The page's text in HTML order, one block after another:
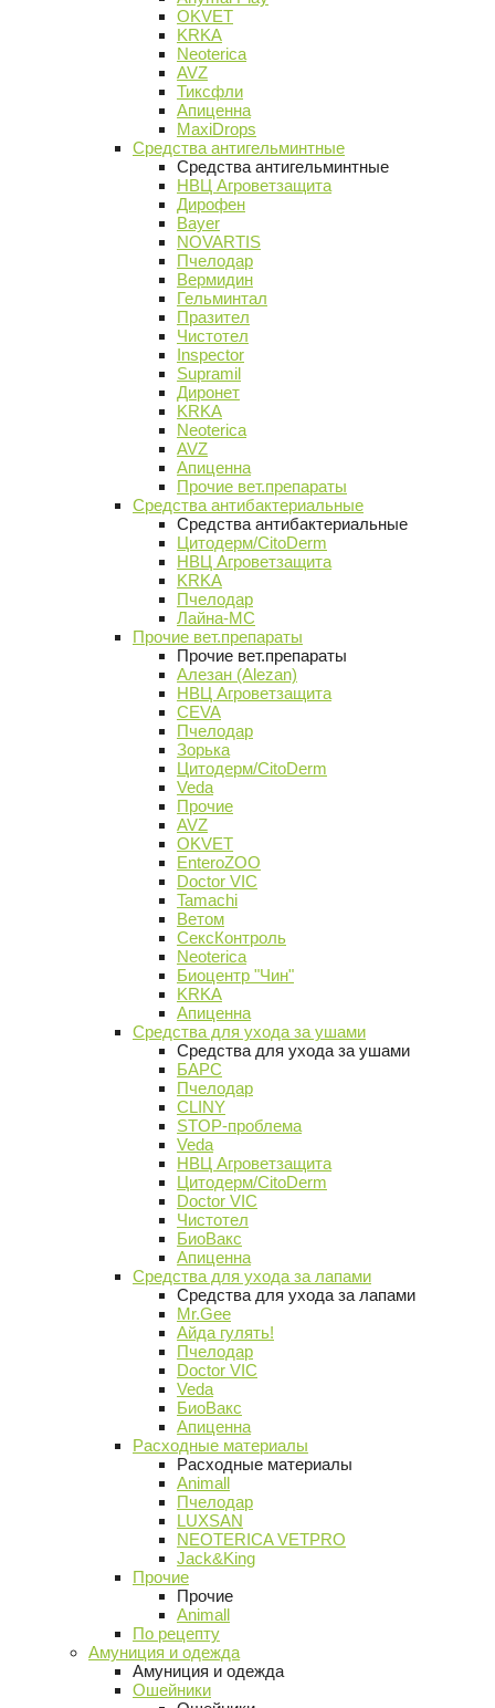
OKVET
KRKA
Neoterica
AVZ
Тиксфли
Апиценна
MaxiDrops
Средства антигельминтные
Средства антигельминтные
НВЦ Агроветзащита
Дирофен
Bayer
NOVARTIS
Пчелодар
Вермидин
Гельминтал
Празител
Чистотел
Inspector
Supramil
Диронет
KRKA
Neoterica
AVZ
Апиценна
Прочие вет.препараты
Средства антибактериальные
Средства антибактериальные
Цитодерм/CitoDerm
НВЦ Агроветзащита
KRKA
Пчелодар
Лайна-МС
Прочие вет.препараты
Прочие вет.препараты
Алезан (Alezan)
НВЦ Агроветзащита
CEVA
Пчелодар
Зорька
Цитодерм/CitoDerm
Veda
Прочие
AVZ
OKVET
EnteroZOO
Doctor VIC
Tamachi
Ветом
СексКонтроль
Neoterica
Биоцентр "Чин"
KRKA
Апиценна
Средства для ухода за ушами
Средства для ухода за ушами
БАРС
Пчелодар
CLINY
STOP-проблема
Veda
НВЦ Агроветзащита
Цитодерм/CitoDerm
Doctor VIC
Чистотел
БиоВакс
Апиценна
Средства для ухода за лапами
Средства для ухода за лапами
Mr.Gee
Айда гулять!
Пчелодар
Doctor VIC
Veda
БиоВакс
Апиценна
Расходные материалы
Расходные материалы
Animall
Пчелодар
LUXSAN
NEOTERICA VETPRO
Jack&King
Прочие
Прочие
Animall
По рецепту
Амуниция и одежда
Амуниция и одежда
Ошейники